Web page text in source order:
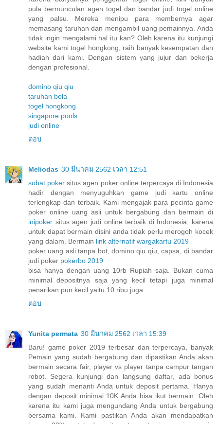
pula bermunculan agen togel dan bandar judi togel online
yang palsu. Mereka menipu para membernya agar
memasang taruhan dan mengambil uang pemainnya. Anda
tidak ingin mengalami hal itu kan? Oleh karena itu kunjungi
website kami togel hongkong, raih banyak kesempatan dan
hadiah dari kami. Dengan sistem yang jujur dan bekerja
dengan profesional.
domino qiu qiu
taruhan bola
togel hongkong
singapore pools
judi online
ตอบ
Meliodas 30 มีนาคม 2562 เวลา 12:51
sobat poker situs agen poker online terpercaya di Indonesia
hadir dengan menyuguhkan game judi kartu online
terlengkap dan terbaik. Kami mengajak para pecinta game
poker online uang asli untuk bergabung dan bermain di
inipoker situs agen judi online terbaik di Indonesia, karena
untuk dapat bermain disini anda tidak perlu merogoh kocek
yang dalam. Bermain link alternatif wargakartu 2019
poker uang asli tanpa bot, domino qiu qiu, capsa, di bandar
judi poker pokerbo 2019
bisa hanya dengan uang 10rb Rupiah saja. Bukan cuma
minimal depositnya saja yang kecil tetapi juga minimal
penarikan pun kecil yaitu 10 ribu juga.
ตอบ
Yunita permata 30 มีนาคม 2562 เวลา 15:39
Baru! game poker 2019 terbesar dan terpercaya, banyak
Pemain yang sudah bergabung dan dipastikan Anda akan
bermain secara fair, player vs player tanpa campur tangan
robot. Segera kunjungi dan langsung daftar, ada bonus
yang sudah menanti Anda untuk deposit pertama. Hanya
dengan deposit minimal 10K Anda bisa ikut bermain. Oleh
karena itu kami juga mengundang Anda untuk bergabung
bersama kami. Kami pastikan Anda akan mendapatkan